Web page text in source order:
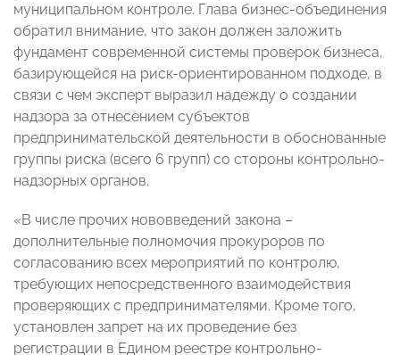
муниципальном контроле. Глава бизнес-объединения
обратил внимание, что закон должен заложить
фундамент современной системы проверок бизнеса,
базирующейся на риск-ориентированном подходе, в
связи с чем эксперт выразил надежду о создании
надзора за отнесением субъектов
предпринимательской деятельности в обоснованные
группы риска (всего 6 групп) со стороны контрольно-
надзорных органов.
«В числе прочих нововведений закона –
дополнительные полномочия прокуроров по
согласованию всех мероприятий по контролю,
требующих непосредственного взаимодействия
проверяющих с предпринимателями. Кроме того,
установлен запрет на их проведение без
регистрации в Едином реестре контрольно-